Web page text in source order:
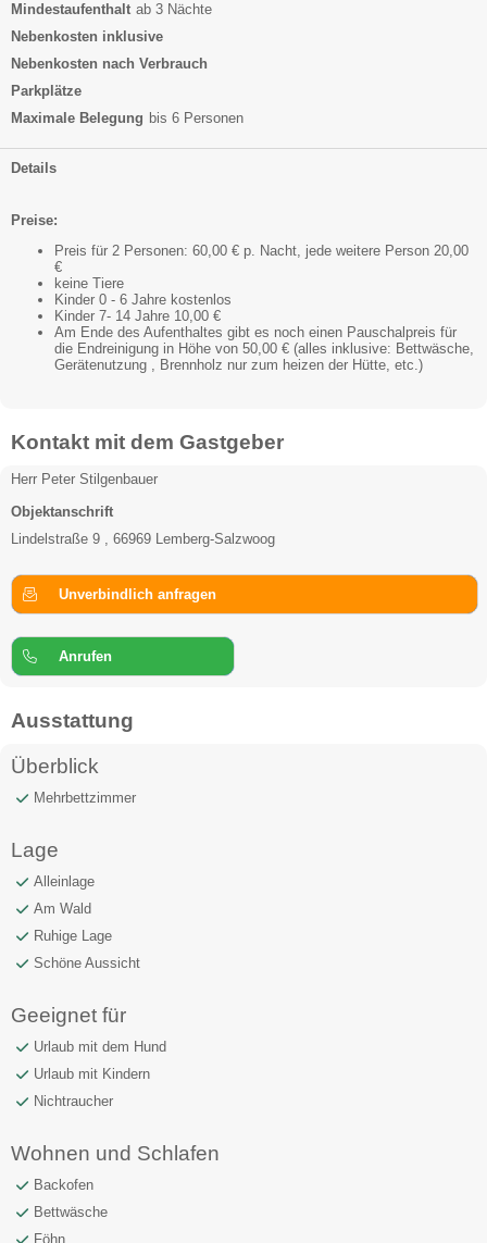
Mindestaufenthalt ab 3 Nächte
Nebenkosten inklusive
Nebenkosten nach Verbrauch
Parkplätze
Maximale Belegung bis 6 Personen
Details
Preise:
Preis für 2 Personen: 60,00 € p. Nacht, jede weitere Person 20,00
€
keine Tiere
Kinder 0 - 6 Jahre kostenlos
Kinder 7- 14 Jahre 10,00 €
Am Ende des Aufenthaltes gibt es noch einen Pauschalpreis für
die Endreinigung in Höhe von 50,00 € (alles inklusive: Bettwäsche,
Gerätenutzung , Brennholz nur zum heizen der Hütte, etc.)
Kontakt mit dem Gastgeber
Herr Peter Stilgenbauer
Objektanschrift
Lindelstraße 9 , 66969 Lemberg-Salzwoog
Unverbindlich anfragen
Anrufen
Ausstattung
Überblick
Mehrbettzimmer
Lage
Alleinlage
Am Wald
Ruhige Lage
Schöne Aussicht
Geeignet für
Urlaub mit dem Hund
Urlaub mit Kindern
Nichtraucher
Wohnen und Schlafen
Backofen
Bettwäsche
Föhn